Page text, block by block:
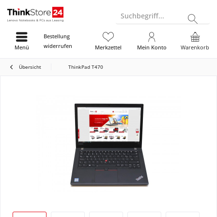
Suchbegriff...
Bestellung
widerrufen
Warenkorb
Merkzettel Mein Konto
Menü
Übersicht ThinkPad T470